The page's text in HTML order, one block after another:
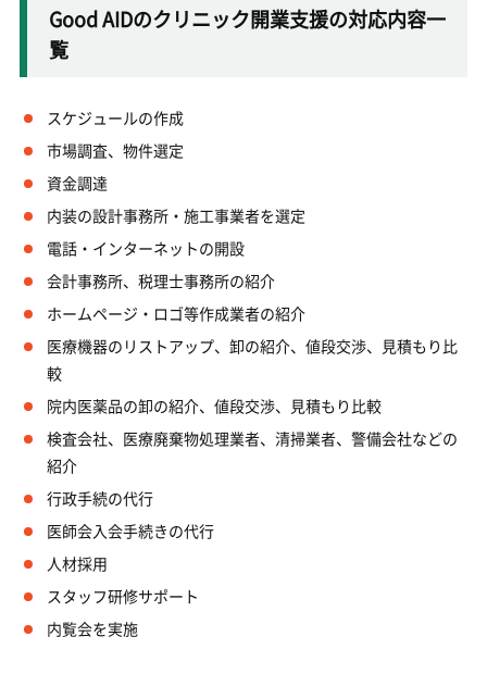
Good AIDのクリニック開業支援の対応内容一
覧
スケジュールの作成
市場調査、物件選定
資金調達
内装の設計事務所・施工事業者を選定
電話・インターネットの開設
会計事務所、税理士事務所の紹介
ホームページ・ロゴ等作成業者の紹介
医療機器のリストアップ、卸の紹介、値段交渉、見積もり比
較
院内医薬品の卸の紹介、値段交渉、見積もり比較
検査会社、医療廃棄物処理業者、清掃業者、警備会社などの
紹介
行政手続の代行
医師会入会手続きの代行
人材採用
スタッフ研修サポート
内覧会を実施